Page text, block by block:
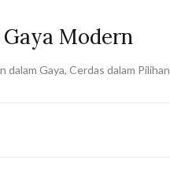
Gaya Modern
dalam Gaya, Cerdas dalam Pilihan